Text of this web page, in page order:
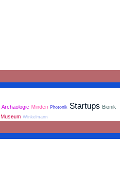
Archäologie Minden Photonik Startups Bionik
Museum Winkelmann